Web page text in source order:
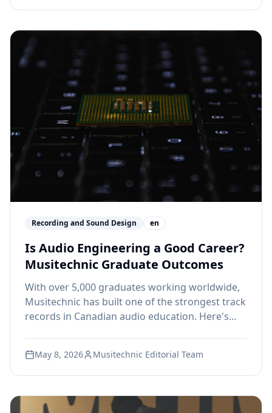
Recording and Sound Design en
Is Audio Engineering a Good Career?
Musitechnic Graduate Outcomes
With over 5,000 graduates working worldwide,
Musitechnic has built one of the strongest track
records in Canadian audio education. Here's
May 8, 2026 Musitechnic Editorial Team